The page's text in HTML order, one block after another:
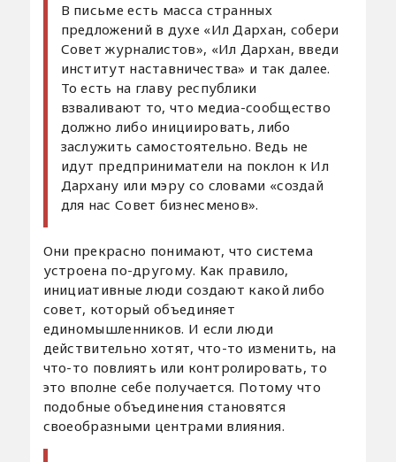
В письме есть масса странных
предложений в духе «Ил Дархан, собери
Совет журналистов», «Ил Дархан, введи
институт наставничества» и так далее.
То есть на главу республики
взваливают то, что медиа-сообщество
должно либо инициировать, либо
заслужить самостоятельно. Ведь не
идут предприниматели на поклон к Ил
Дархану или мэру со словами «создай
для нас Совет бизнесменов».
Они прекрасно понимают, что система
устроена по-другому. Как правило,
инициативные люди создают какой либо
совет, который объединяет
единомышленников. И если люди
действительно хотят, что-то изменить, на
что-то повлиять или контролировать, то
это вполне себе получается. Потому что
подобные объединения становятся
своеобразными центрами влияния.